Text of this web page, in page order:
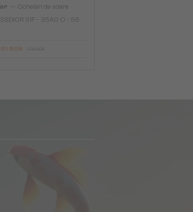
Ochelari de soare
S1F - 35A0 O - 56
RON